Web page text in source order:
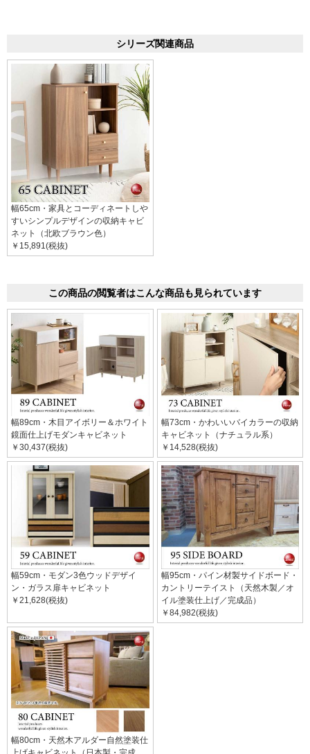
シリーズ関連商品
幅65cm・家具とコーディネートしや
すいシンプルデザインの収納キャビ
ネット（北欧ブラウン色）
￥15,891(税抜)
この商品の閲覧者はこんな商品も見られています
幅89cm・木目アイボリー＆ホワイト
鏡面仕上げモダンキャビネット
￥30,437(税抜)
幅73cm・かわいいバイカラーの収納
キャビネット（ナチュラル系）
￥14,528(税抜)
幅59cm・モダン3色ウッドデザイ
ン・ガラス扉キャビネット
￥21,628(税抜)
幅95cm・パイン材製サイドボード・
カントリーテイスト（天然木製／オ
イル塗装仕上げ／完成品）
￥84,982(税抜)
幅80cm・天然木アルダー自然塗装仕